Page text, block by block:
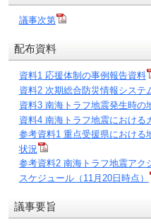
議事次第
配布資料
資料1 応援体制の事例報告資料
資料2 次期総合防災情報システ
資料3 南海トラフ地震発生時の
資料4 南海トラフ地震における
参考資料1 重点受援県における
状況
参考資料2 南海トラフ地震アク
スケジュール（11月20日時点）
議事要旨